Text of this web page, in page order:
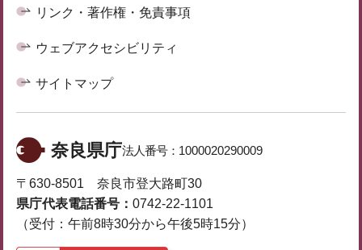
リンク・著作権・免責事項
ウェブアクセシビリティ
サイトマップ
奈良県庁法人番号： 1000020290009
〒630-8501 奈良市登大路町30
県庁代表電話番号： 0742-22-1101
（受付：午前8時30分から午後5時15分）